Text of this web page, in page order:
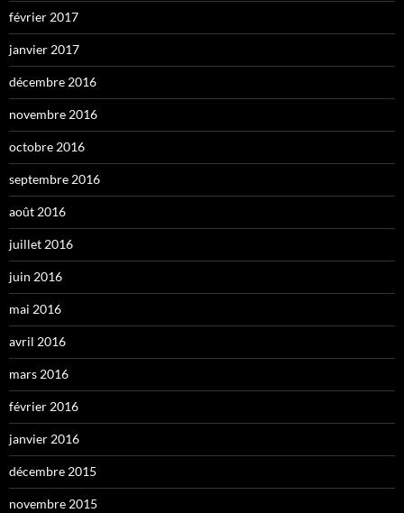
février 2017
janvier 2017
décembre 2016
novembre 2016
octobre 2016
septembre 2016
août 2016
juillet 2016
juin 2016
mai 2016
avril 2016
mars 2016
février 2016
janvier 2016
décembre 2015
novembre 2015